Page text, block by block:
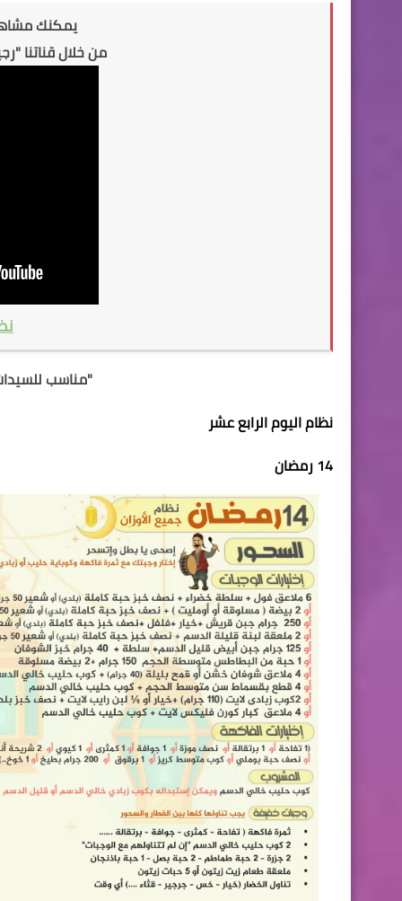
يمكنك
من خلال قناتنا
"مناسب للسيدات
نظام اليوم الرابع عشر
14 رمضان